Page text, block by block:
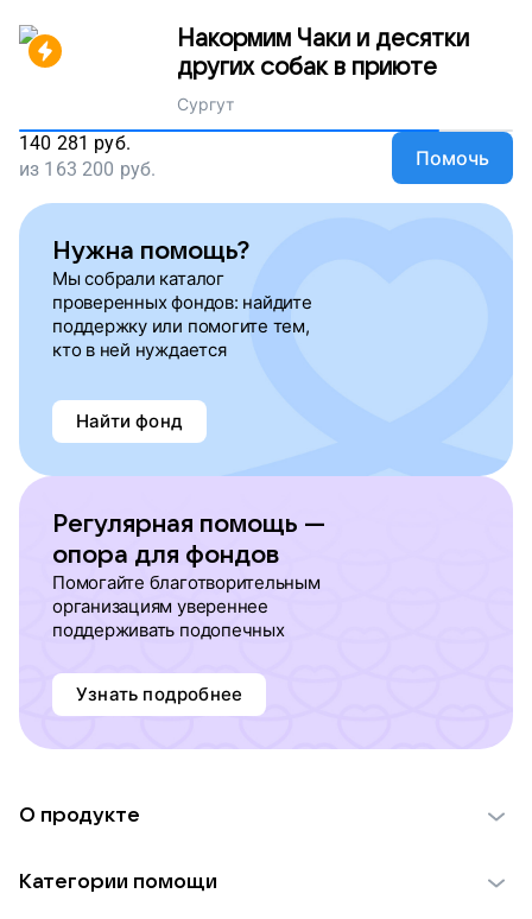
Накормим Чаки и десятки
других собак в приюте
Сургут
140 281 руб.
из 163 200 руб. Помочь
Нужна помощь?
Мы собрали каталог
проверенных фондов: найдите
поддержку или помогите тем,
кто в ней нуждается
Найти фонд
Регулярная помощь —
опора для фондов
Помогайте благотворительным
организациям увереннее
поддерживать подопечных
Узнать подробнее
О продукте
Категории помощи